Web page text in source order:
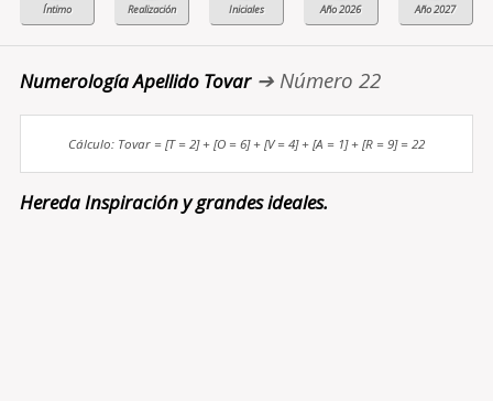
Numerología Apellido Tovar➔ Número 22
Cálculo: Tovar = [T = 2] + [O = 6] + [V = 4] + [A = 1] + [R = 9] = 22
Hereda Inspiración y grandes ideales.